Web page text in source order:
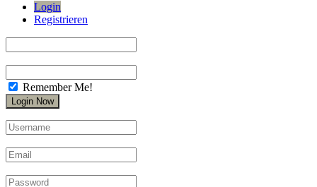
Login
Registrieren
Remember Me!